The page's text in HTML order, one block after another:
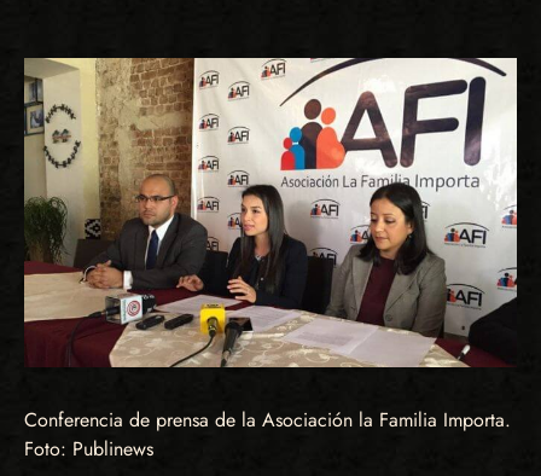
Conferencia de prensa de la Asociación la Familia Importa.
Foto: Publinews